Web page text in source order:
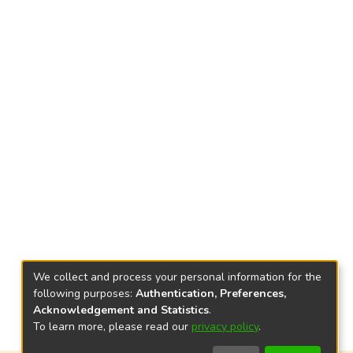
We collect and process your personal information for the
following purposes: Authentication, Preferences,
Acknowledgement and Statistics.
To learn more, please read our privacy policy.